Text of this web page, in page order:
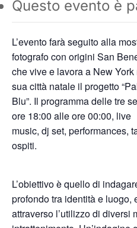
Questo evento è
L’evento farà seguito alla
fotografo con origini San
che vive e lavora a New
sua città natale il progetto
Blu”. Il programma delle tre
ore 18:00 alle ore 00:00, live
music, dj set, performances,
ospiti.
L’obiettivo è quello di
profondo tra identità e luogo,
attraverso l’utilizzo di diversi